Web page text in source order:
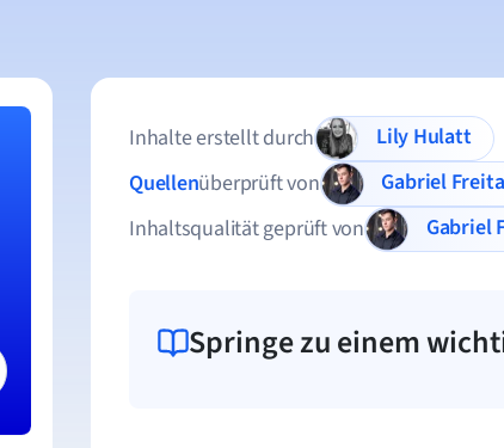
Inhalte erstellt durch
Lily Hulatt
Quellenüberprüft von
Gabriel
Inhaltsqualität geprüft von
Gabriel
Springe zu einem